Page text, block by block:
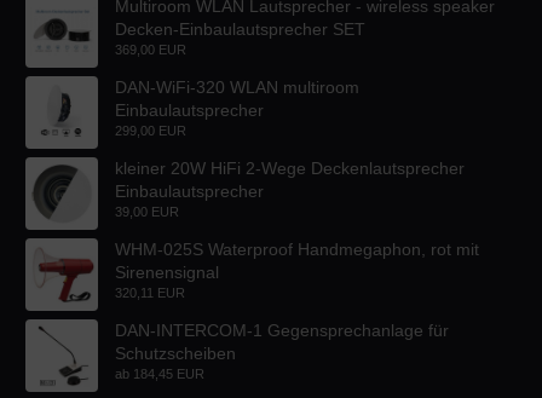
Multiroom WLAN Lautsprecher - wireless speaker
Decken-Einbaulautsprecher SET
369,00 EUR
DAN-WiFi-320 WLAN multiroom
Einbaulautsprecher
299,00 EUR
kleiner 20W HiFi 2-Wege Deckenlautsprecher
Einbaulautsprecher
39,00 EUR
WHM-025S Waterproof Handmegaphon, rot mit
Sirenensignal
320,11 EUR
DAN-INTERCOM-1 Gegensprechanlage für
Schutzscheiben
ab 184,45 EUR